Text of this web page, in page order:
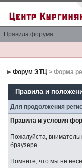
Правила форума
Форум ЭТЦ > Форма
Правила и
Для продолжения
Правила и условия
Пожалуйста,
браузере.
Помните, что мы не